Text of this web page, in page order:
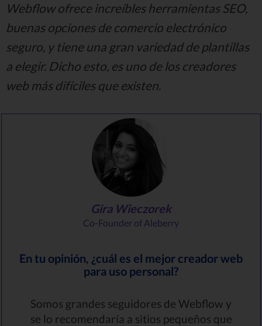
Webflow ofrece increíbles herramientas SEO,
buenas opciones de comercio electrónico
seguro, y tiene una gran variedad de plantillas
a elegir. Dicho esto, es uno de los creadores
web más difíciles que existen.
G‍ira Wieczorek
Co-Founder of Aleberry
En tu opinión, ¿cuál es el mejor creador web
para uso personal?
Somos grandes seguidores de Webflow y
se lo recomendaría a sitios pequeños que